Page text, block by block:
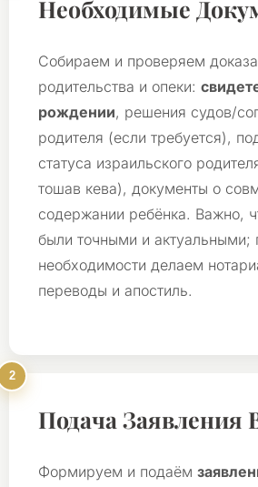
Необходимые
Собираем и проверяем
родительства и опеки:
рождении, решения судов/
родителя (если требуется),
статуса израильского
тошав кева), документы о
содержании ребёнка. Важно,
были точными и актуальными;
необходимости делаем
переводы и апостиль.
Подача Заявления
Формируем и подаём